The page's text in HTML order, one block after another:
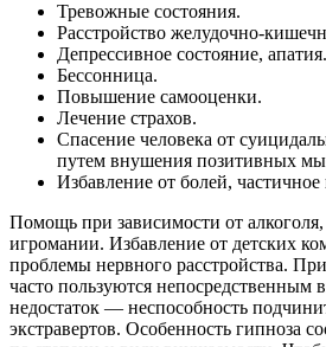
Тревожные состояния.
Расстройство желудочно-
Депрессивное состояние, апатия.
Бессонница.
Повышение самооценки.
Лечение страхов.
Спасение человека от
путем внушения позитивных
Избавление от болей,
Помощь при зависимости от
игромании. Избавление от детских
проблемы нервного расстройства.
часто пользуются непосредственным
недостаток — неспособность
экстравертов. Особенность гипноза